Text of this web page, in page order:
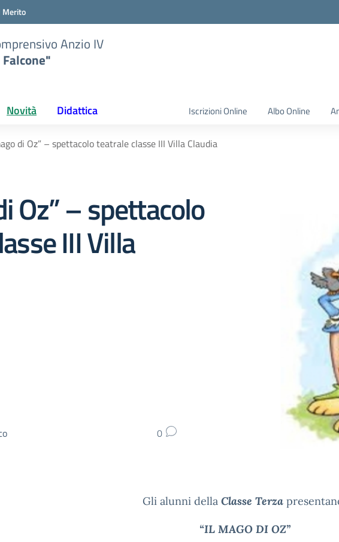
Merito
Anzio IV
Novità Didattica Iscrizioni Online Albo Online
di Oz” – spettacolo teatrale classe III Villa Claudia
Oz” – spettacolo
III Villa
0
Gli alunni dellaClasse Terza
“IL MAGO DI OZ”